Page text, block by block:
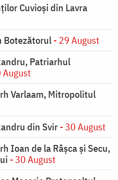
Cuvioși din Lavra
Botezătorul- 29 August
Patriarhul
August
Varlaam, Mitropolitul
din Svir- 30 August
Ioan de la Râşca şi Secu,
- 30 August